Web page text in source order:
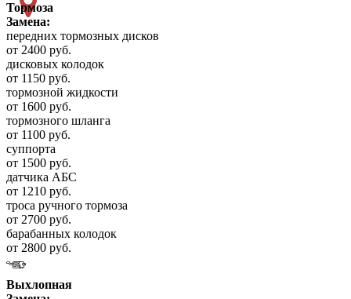
Тормоза
Замена:
передних тормозных дисков
от 2400 руб.
дисковых колодок
от 1150 руб.
тормозной жидкости
от 1600 руб.
тормозного шланга
от 1100 руб.
суппорта
от 1500 руб.
датчика АБС
от 1210 руб.
троса ручного тормоза
от 2700 руб.
барабанных колодок
от 2800 руб.
Выхлопная